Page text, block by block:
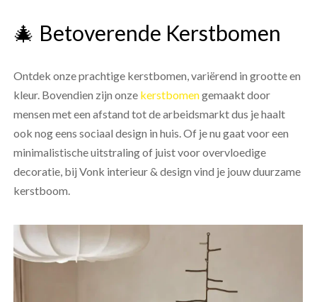
🎄 Betoverende Kerstbomen
Ontdek onze prachtige kerstbomen, variërend in grootte en
kleur. Bovendien zijn onze kerstbomengemaakt door
mensen met een afstand tot de arbeidsmarkt dus je haalt
ook nog eens sociaal design in huis. Of je nu gaat voor een
minimalistische uitstraling of juist voor overvloedige
decoratie, bij Vonk interieur & design vind je jouw duurzame
kerstboom.